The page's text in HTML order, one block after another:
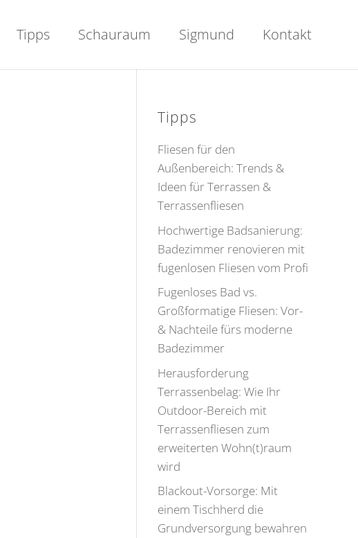
Tipps Schauraum Sigmund Kontakt
Tipps
Fliesen für den
Außenbereich: Trends &
Ideen für Terrassen &
Terrassenfliesen
Hochwertige Badsanierung:
Badezimmer renovieren mit
fugenlosen Fliesen vom Profi
Fugenloses Bad vs.
Großformatige Fliesen: Vor-
& Nachteile fürs moderne
Badezimmer
Herausforderung
Terrassenbelag: Wie Ihr
Outdoor-Bereich mit
Terrassenfliesen zum
erweiterten Wohn(t)raum
wird
Blackout-Vorsorge: Mit
einem Tischherd die
Grundversorgung bewahren